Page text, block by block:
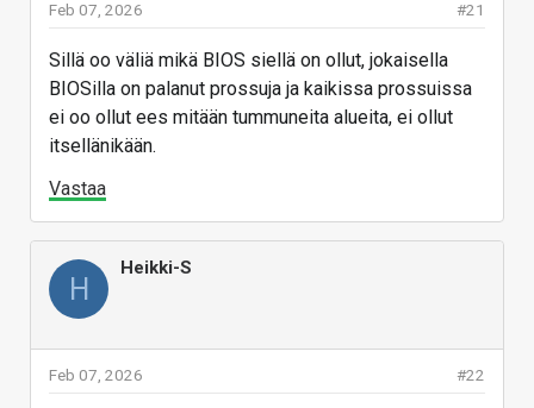
#21
Feb 07, 2026
Sillä oo väliä mikä BIOS siellä on ollut, jokaisella
BIOSilla on palanut prossuja ja kaikissa prossuissa
ei oo ollut ees mitään tummuneita alueita, ei ollut
itsellänikään.
Vastaa
H
Heikki-S
#22
Feb 07, 2026